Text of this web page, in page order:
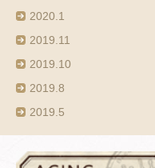
2020.1
2019.11
2019.10
2019.8
2019.5